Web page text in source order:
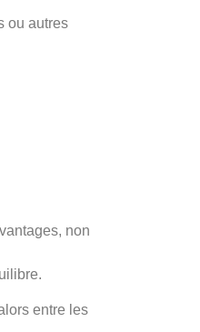
ou autres
non
entre les